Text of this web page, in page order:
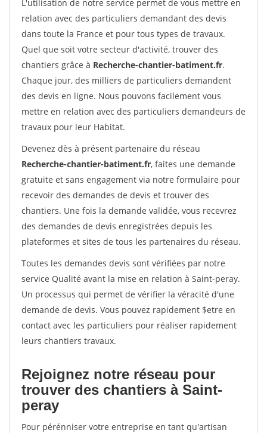
L'utilisation de notre service permet de vous mettre en
relation avec des particuliers demandant des devis
dans toute la France et pour tous types de travaux.
Quel que soit votre secteur d'activité, trouver des
chantiers grâce à Recherche-chantier-batiment.fr.
Chaque jour, des milliers de particuliers demandent
des devis en ligne. Nous pouvons facilement vous
mettre en relation avec des particuliers demandeurs de
travaux pour leur Habitat.
Devenez dès à présent partenaire du réseau
Recherche-chantier-batiment.fr, faites une demande
gratuite et sans engagement via notre formulaire pour
recevoir des demandes de devis et trouver des
chantiers. Une fois la demande validée, vous recevrez
des demandes de devis enregistrées depuis les
plateformes et sites de tous les partenaires du réseau.
Toutes les demandes devis sont vérifiées par notre
service Qualité avant la mise en relation à Saint-peray.
Un processus qui permet de vérifier la véracité d'une
demande de devis. Vous pouvez rapidement $etre en
contact avec les particuliers pour réaliser rapidement
leurs chantiers travaux.
Rejoignez notre réseau pour
trouver des chantiers à Saint-
peray
Pour pérénniser votre entreprise en tant qu'artisan